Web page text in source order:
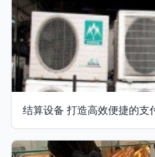
结算设备 打造高效便捷的支